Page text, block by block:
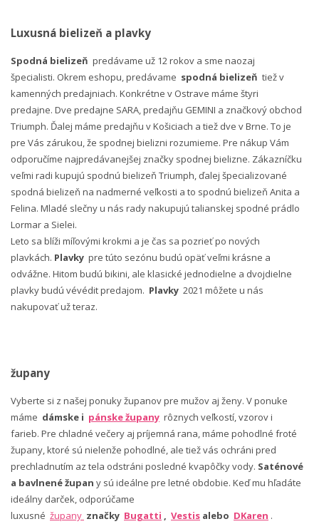
Luxusná bielizeň a plavky
Spodná bielizeň predávame už 12 rokov a sme naozaj
špecialisti. Okrem eshopu, predávame spodná bielizeň tiež v
kamenných predajniach. Konkrétne v Ostrave máme štyri
predajne. Dve predajne SARA, predajňu GEMINI a značkový obchod
Triumph. Ďalej máme predajňu v Košiciach a tiež dve v Brne. To je
pre Vás zárukou, že spodnej bielizni rozumieme. Pre nákup Vám
odporučíme najpredávanejšej značky spodnej bielizne. Zákazníčku
veľmi radi kupujú spodnú bielizeň Triumph, ďalej špecializované
spodná bielizeň na nadmerné veľkosti a to spodnú bielizeň Anita a
Felina. Mladé slečny u nás rady nakupujú talianskej spodné prádlo
Lormar a Sielei.
Leto sa blíži míľovými krokmi a je čas sa pozrieť po nových
plavkách. Plavky pre túto sezónu budú opäť veľmi krásne a
odvážne. Hitom budú bikini, ale klasické jednodielne a dvojdielne
plavky budú vévédit predajom. Plavky 2021 môžete u nás
nakupovať už teraz.
župany
Vyberte si z našej ponuky županov pre mužov aj ženy. V ponuke
máme dámske i pánske župany rôznych veľkostí, vzorov i
farieb. Pre chladné večery aj príjemná rana, máme pohodlné froté
župany, ktoré sú nielenže pohodlné, ale tiež vás ochráni pred
prechladnutím az tela odstráni posledné kvapôčky vody. Saténové
a bavlnené župan y sú ideálne pre letné obdobie. Keď mu hľadáte
ideálny darček, odporúčame
luxusné župany značky Bugatti Vestis alebo DKaren .